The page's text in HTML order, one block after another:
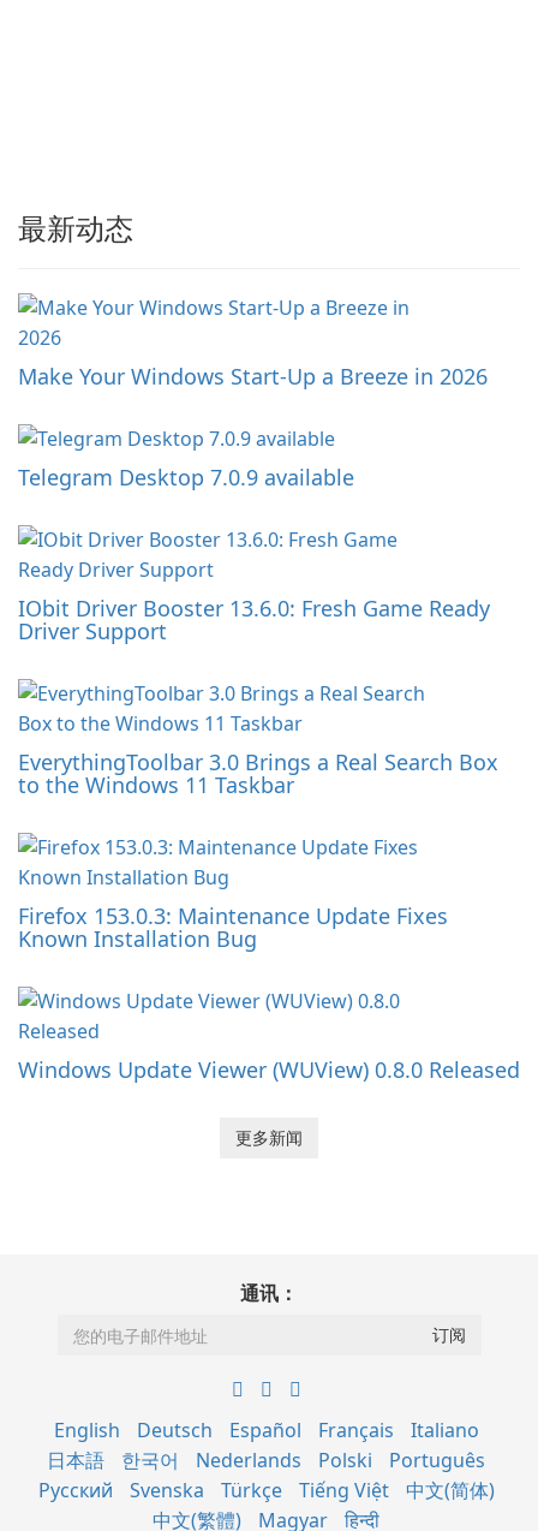
最新动态
Make Your Windows Start-Up a Breeze in 2026
Telegram Desktop 7.0.9 available
IObit Driver Booster 13.6.0: Fresh Game Ready
Driver Support
EverythingToolbar 3.0 Brings a Real Search Box
to the Windows 11 Taskbar
Firefox 153.0.3: Maintenance Update Fixes
Known Installation Bug
Windows Update Viewer (WUView) 0.8.0 Released
更多新闻
通讯：
English Deutsch Español Français
Italiano
日本語
한국어 Nederlands Polski
Português
Русский
Svenska Türkçe Tiếng Việt
中文(简体)
中文(繁體)
Magyar हिन्दी